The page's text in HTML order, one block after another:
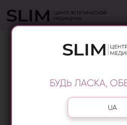
ВРАЧ
БУДЬ ЛАСКА,
Выберите язык
UA